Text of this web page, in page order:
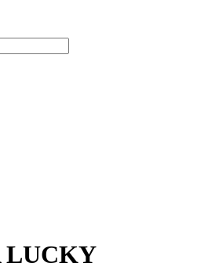
LUCKY